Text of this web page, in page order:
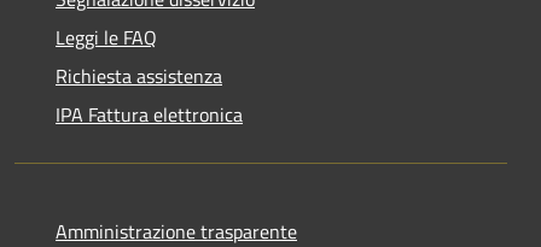
Leggi le FAQ
Richiesta assistenza
IPA Fattura elettronica
Amministrazione trasparente